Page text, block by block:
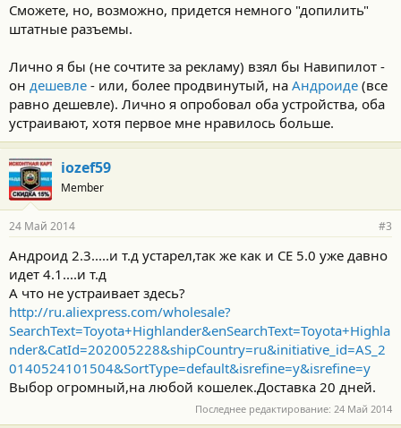
Сможете, но, возможно, придется немного "допилить"
штатные разъемы.
Лично я бы (не сочтите за рекламу) взял бы Навипилот -
он дешевле - или, более продвинутый, на Андроиде (все
равно дешевле). Лично я опробовал оба устройства, оба
устраивают, хотя первое мне нравилось больше.
iozef59
Member
24 Май 2014 #3
Андроид 2.3.....и т.д устарел,так же как и CE 5.0 уже давно
идет 4.1....и т.д
А что не устраивает здесь?
http://ru.aliexpress.com/wholesale?
SearchText=Toyota+Highlander&enSearchText=Toyota+Highla
nder&CatId=202005228&shipCountry=ru&initiative_id=AS_2
0140524101504&SortType=default&isrefine=y&isrefine=y
Выбор огромный,на любой кошелек.Доставка 20 дней.
Последнее редактирование: 24 Май 2014